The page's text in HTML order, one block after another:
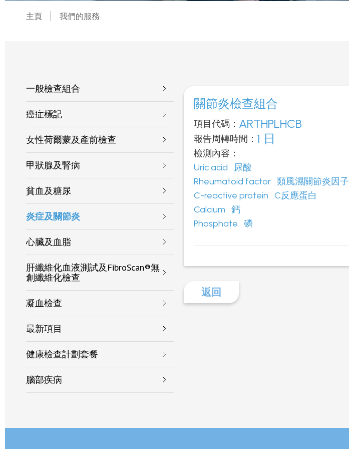
主頁 我們的服務
一般檢查組合
癌症標記
女性荷爾蒙及產前檢查
甲狀腺及腎病
貧血及糖尿
炎症及關節炎
心臟及血脂
肝纖維化血液測試及FibroScan®無
創纖維化檢查
凝血檢查
最新項目
健康檢查計劃套餐
腦部疾病
關節炎檢查組合
項目代碼： ARTHPLHCB
報告周轉時間： 1 日
檢測內容：
Uric acid 尿酸
Rheumatoid factor 類風濕關節炎因子
C-reactive protein C反應蛋白
Calcium 鈣
Phosphate 磷
返回